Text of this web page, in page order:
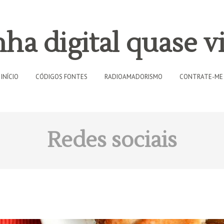
digital quase
INÍCIO CÓDIGOS FONTES RADIOAMADORISMO CONTRATE-ME
Redes sociais